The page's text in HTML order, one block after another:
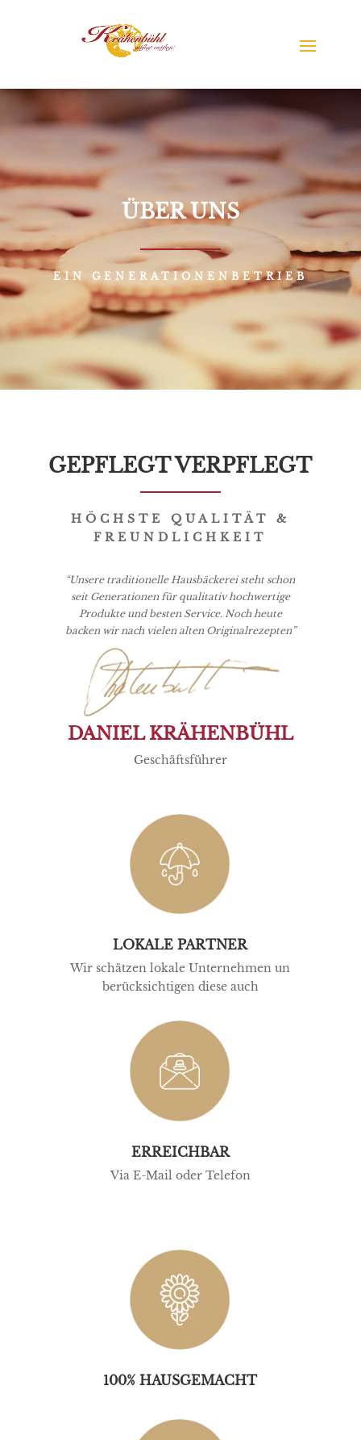
ÜBER UNS
EIN GENERATIONENBETRIEB
GEPFLEGT VERPFLEGT
HÖCHSTE QUALITÄT &
FREUNDLICHKEIT
“Unsere traditionelle Hausbäckerei steht schon
seit Ge­ne­ra­ti­o­nen für qua­li­ta­tiv hochwertige
Produkte und bes­ten Ser­vice. Noch heute
backen wir nach vie­len al­ten O­ri­gi­nal­re­zep­ten”
DANIEL KRÄHENBÜHL
Geschäftsführer
LOKALE PARTNER
Wir schätzen lokale Unternehmen un
berücksichtigen diese auch
ERREICHBAR
Via E-Mail oder Telefon
100% HAUSGEMACHT